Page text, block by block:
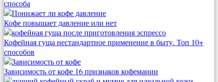
способа
Кофе повышает давление или нет
Кофейная гуща нестандартное применение в быту. Топ 10+
способов
Зависимость от кофе 16 признаков кофемании